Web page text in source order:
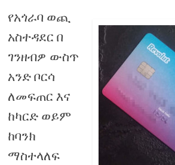
የአጎራባ ወጪ
አስተዳደር በ
ገንዘብዎ ውስጥ
አንድ ቦርሳ
ለመፍጠር እና
ከካርድ ወይም
ከባንክ
ማስተላለፍ